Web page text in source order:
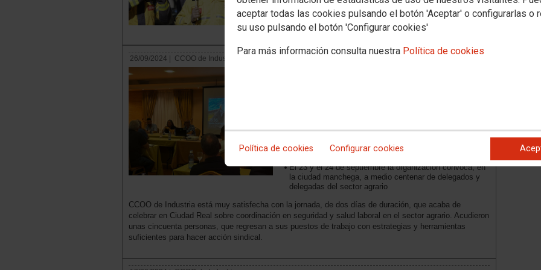
aceptar todas las cookies pulsando el botón 'Aceptar' o configurarlas o
su uso pulsando el botón 'Configurar cookies'
Para más información consulta nuestra Política de cookies
Política de cookies Configurar cookies
de edad de jubilación para los y las
bomberas forestales
26/09/2024 | CCOO de Industria
sindical”
El 23 y el 24 de septiembre la organización convoca, en
la ciudad manchega, a medio centenar de delegados y
delegadas del sector agrario
CCOO de Industria está muy satisfecha con la jornada, de dos días de duración, que acaba de
celebrar en Ciudad Real sobre coordinación en seguridad y salud laboral en el sector agrario. Acudieron
unas cincuenta personas, que regresan a sus puestos de trabajo con estrategias y herramientas
suficientes para hacer acción sindical.